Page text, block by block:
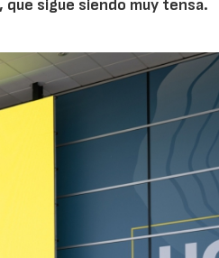
que sigue siendo muy tensa.